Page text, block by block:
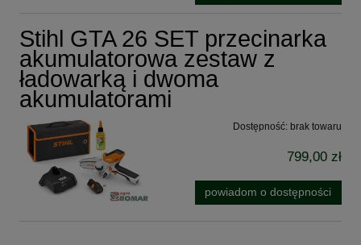
Stihl GTA 26 SET przecinarka
akumulatorowa zestaw z
ładowarką i dwoma
akumulatorami
Dostępność: brak towaru
799,00 zł
powiadom o dostępności